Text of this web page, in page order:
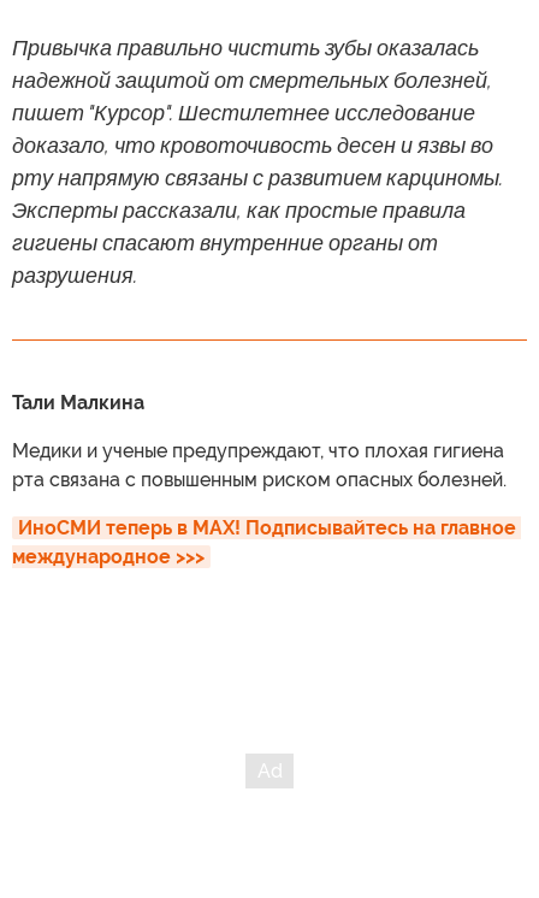
Привычка правильно чистить зубы оказалась
надежной защитой от смертельных болезней,
пишет "Курсор". Шестилетнее исследование
доказало, что кровоточивость десен и язвы во
рту напрямую связаны с развитием карциномы.
Эксперты рассказали, как простые правила
гигиены спасают внутренние органы от
разрушения.
Тали Малкина
Медики и ученые предупреждают, что плохая гигиена
рта связана с повышенным риском опасных болезней.
ИноСМИ теперь в MAX! Подписывайтесь на главное
международное >>>